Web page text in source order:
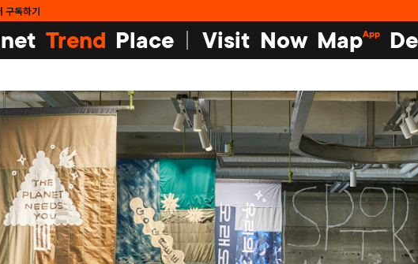
구독하기
Trend Place Visit Now MapApp